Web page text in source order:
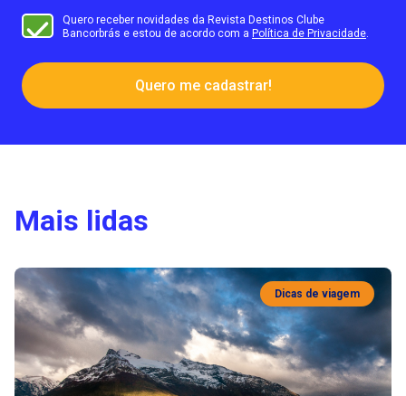
Quero receber novidades da Revista Destinos Clube
Bancorbrás e estou de acordo com a Política de Privacidade.
Quero me cadastrar!
Mais lidas
Dicas de viagem